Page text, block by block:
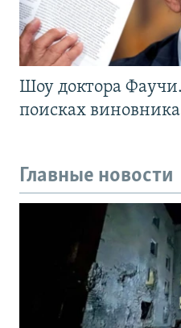
Шоу доктора
поисках
Главные новости